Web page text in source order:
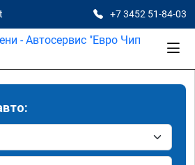
+7 3452 51-84-03